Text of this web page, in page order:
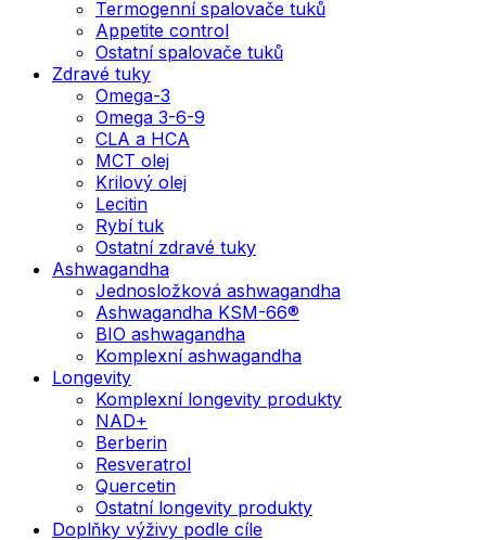
Termogenní spalovače tuků
Appetite control
Ostatní spalovače tuků
Zdravé tuky
Omega-3
Omega 3-6-9
CLA a HCA
MCT olej
Krilový olej
Lecitin
Rybí tuk
Ostatní zdravé tuky
Ashwagandha
Jednosložková ashwagandha
Ashwagandha KSM-66®
BIO ashwagandha
Komplexní ashwagandha
Longevity
Komplexní longevity produkty
NAD+
Berberin
Resveratrol
Quercetin
Ostatní longevity produkty
Doplňky výživy podle cíle